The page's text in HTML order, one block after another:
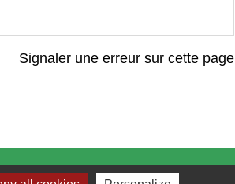
Signaler une erreur sur cette page